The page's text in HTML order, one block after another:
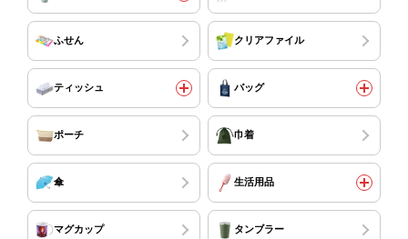
ふせん クリアファイル
ティッシュ バッグ
ポーチ 巾着
傘 生活用品
マグカップ タンブラー